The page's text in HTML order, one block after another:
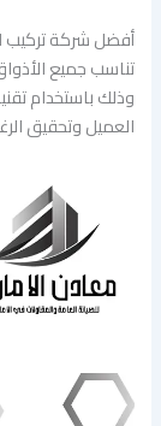
أفضل شركة تركيب
تناسب جميع
وذلك باستخدام
العميل وتحقيق